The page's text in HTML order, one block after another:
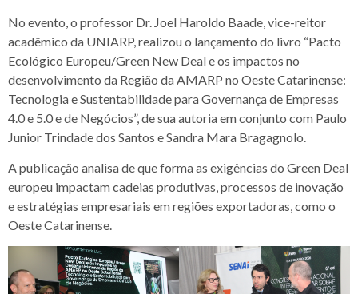
No evento, o professor Dr. Joel Haroldo Baade, vice-reitor
acadêmico da UNIARP, realizou o lançamento do livro “Pacto
Ecológico Europeu/Green New Deal e os impactos no
desenvolvimento da Região da AMARP no Oeste Catarinense:
Tecnologia e Sustentabilidade para Governança de Empresas
4.0 e 5.0 e de Negócios”, de sua autoria em conjunto com Paulo
Junior Trindade dos Santos e Sandra Mara Bragagnolo.
A publicação analisa de que forma as exigências do Green Deal
europeu impactam cadeias produtivas, processos de inovação
e estratégias empresariais em regiões exportadoras, como o
Oeste Catarinense.